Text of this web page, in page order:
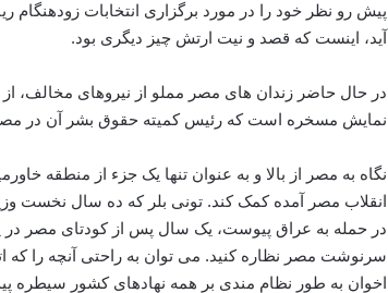
پیش رو نظر خود را در مورد برگزاری انتخابات
آید، اینست که قصد و نیت ارتش چیز دیگری بود.
در حال حاضر زندان های مصر مملو از نیروهای مخالف،
نمایش مسخره است که رئیس کمیته حقوق بشر آن در
نگاه به مصر از بالا و به عنوان تنها یک جزء از منطقه
انقلاب مصر آمده کمک کند. تونی بلر که ده سال نخست
در حمله به عراق پیوست، یک سال پس از کودتای مصر در
سرنوشت مصر نظاره کنید. می توان به راحتی آنچه را که
اخوان به طور نظام مندی بر همه نهادهای کشور سیطره